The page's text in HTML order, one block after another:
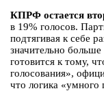
КПРФ остается
в 19% голосов.
подтягивая к себе
значительно
готовится к тому,
голосования»,
что логика «умного